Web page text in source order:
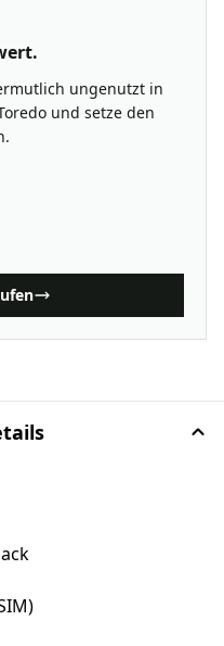
ungenutzt in
und setze den